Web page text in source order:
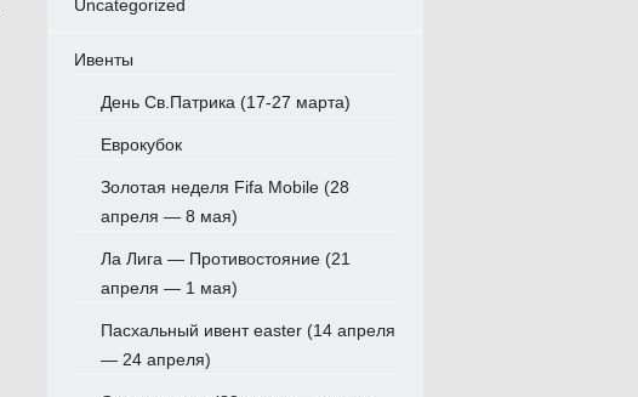
Uncategorized
Ивенты
День Св.Патрика (17-27 марта)
Еврокубок
Золотая неделя Fifa Mobile (28
апреля — 8 мая)
Ла Лига — Противостояние (21
апреля — 1 мая)
Пасхальный ивент easter (14 апреля
— 24 апреля)